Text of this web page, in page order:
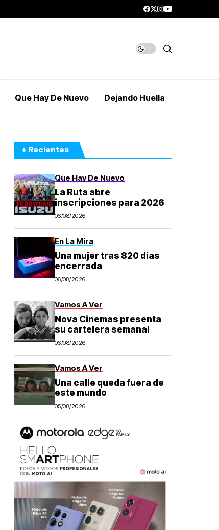
Que Hay De Nuevo Dejando Huella
+ Recientes
Que Hay De Nuevo
La Ruta abre
inscripciones para 2026
06/08/2026
En La Mira
Una mujer tras 820 días
encerrada
06/08/2026
Vamos A Ver
Nova Cinemas presenta
su cartelera semanal
06/08/2026
Vamos A Ver
Una calle queda fuera de
este mundo
05/08/2026